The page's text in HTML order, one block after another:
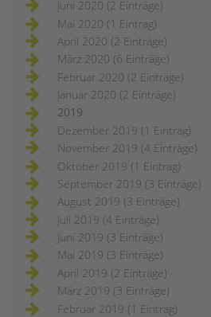
Juni 2020 (2 Einträge)
Mai 2020 (1 Eintrag)
April 2020 (2 Einträge)
März 2020 (6 Einträge)
Februar 2020 (2 Einträge)
Januar 2020 (2 Einträge)
2019
Dezember 2019 (1 Eintrag)
November 2019 (4 Einträge)
Oktober 2019 (1 Eintrag)
September 2019 (3 Einträge)
August 2019 (3 Einträge)
Juli 2019 (4 Einträge)
Juni 2019 (3 Einträge)
Mai 2019 (3 Einträge)
April 2019 (2 Einträge)
März 2019 (3 Einträge)
Februar 2019 (1 Eintrag)